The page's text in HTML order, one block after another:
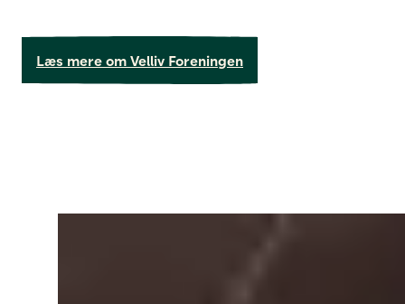
Læs mere om Velliv Foreningen